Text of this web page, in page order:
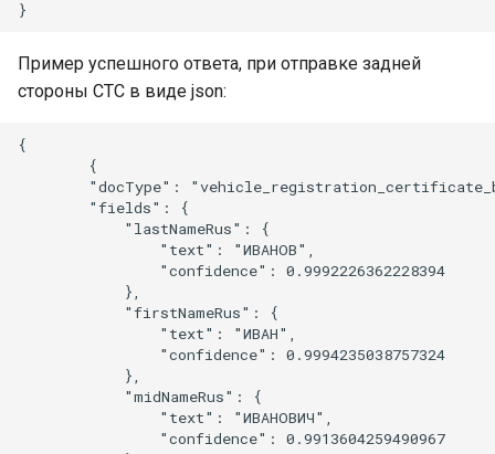
Пример успешного ответа, при отправке задней
стороны СТС в виде json:
{
        {
"docType":
        "fields": {
            "lastNameRus": {
                "text": "ИВАНОВ",
                "confidence": 0.9992226362228394
            },
            "firstNameRus": {
                "text": "ИВАН",
                "confidence": 0.9994235038757324
            },
            "midNameRus": {
                "text": "ИВАНОВИЧ",
                "confidence": 0.9913604259490967